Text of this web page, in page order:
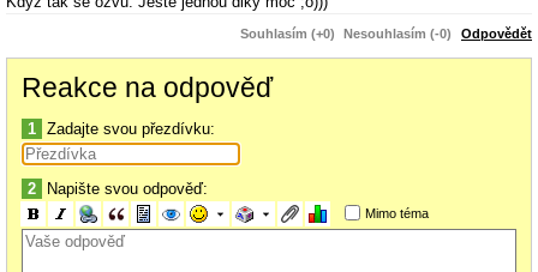
Souhlasím (+0) Nesouhlasím (-0) Odpovědět
Reakce na odpověď
1 Zadajte svou přezdívku:
2 Napište svou odpověď:
Mimo téma